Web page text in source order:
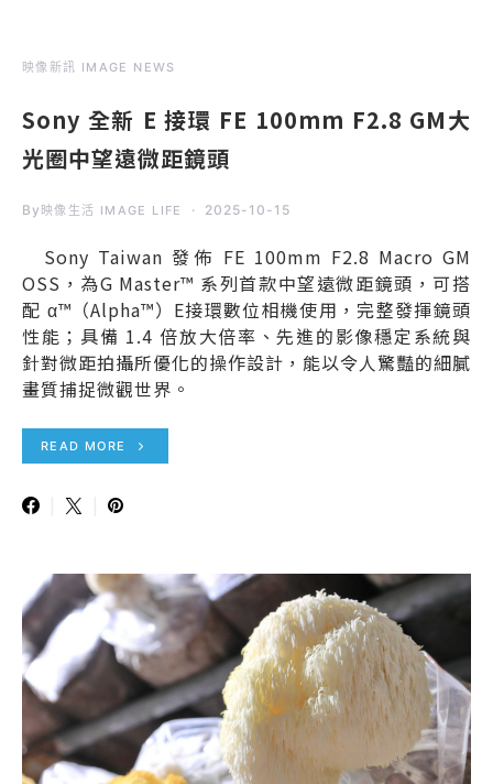
映像新訊 IMAGE NEWS
Sony 全新 E 接環 FE 100mm F2.8 GM大
光圈中望遠微距鏡頭
By 映像生活 IMAGE LIFE 2025-10-15
Sony Taiwan 發佈 FE 100mm F2.8 Macro GM
OSS，為G Master™ 系列首款中望遠微距鏡頭，可搭
配 α™（Alpha™）E接環數位相機使用，完整發揮鏡頭
性能；具備 1.4 倍放大倍率、先進的影像穩定系統與
針對微距拍攝所優化的操作設計，能以令人驚豔的細膩
畫質捕捉微觀世界。
READ MORE